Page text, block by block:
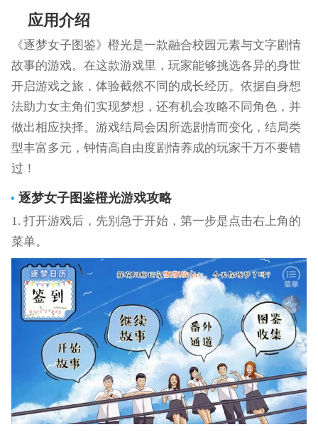
应用介绍
《逐梦女子图鉴》橙光是一款融合校园元素与文字剧情
故事的游戏。在这款游戏里，玩家能够挑选各异的身世
开启游戏之旅，体验截然不同的成长经历。依据自身想
法助力女主角们实现梦想，还有机会攻略不同角色，并
做出相应抉择。游戏结局会因所选剧情而变化，结局类
型丰富多元，钟情高自由度剧情养成的玩家千万不要错
过！
逐梦女子图鉴橙光游戏攻略
1. 打开游戏后，先别急于开始，第一步是点击右上角的
菜单。